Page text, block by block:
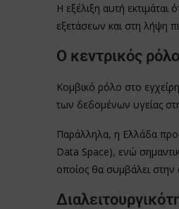
Η εξέλιξη αυτή
εξετάσεων και στη λήψη
Ο κεντρικός
Κομβικό ρόλο στο
των δεδομένων υγείας
Παράλληλα, η Ελλάδα
Data Space), ενώ
οποίος θα συμβάλει